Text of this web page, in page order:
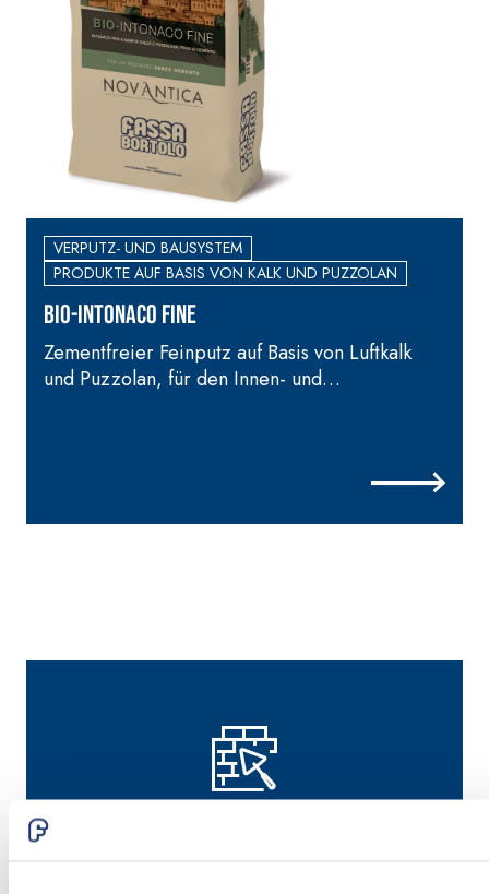
VERPUTZ- UND BAUSYSTEM
PRODUKTE AUF BASIS VON KALK UND PUZZOLAN
BIO-INTONACO FINE
Zementfreier Feinputz auf Basis von Luftkalk
und Puzzolan, für den Innen- und